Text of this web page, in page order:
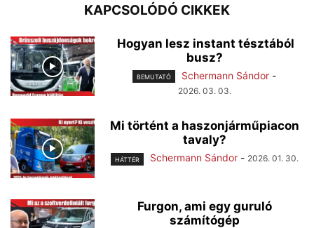
KAPCSOLÓDÓ CIKKEK
Hogyan lesz instant tésztából
busz?
BEMUTATÓ Schermann Sándor -
2026. 03. 03.
Mi történt a haszonjárműpiacon
tavaly?
HÁTTÉR Schermann Sándor - 2026. 01. 30.
Furgon, ami egy guruló
számítógép